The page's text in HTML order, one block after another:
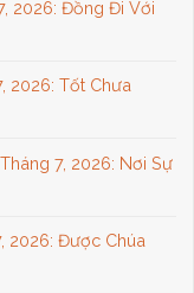
2026: Đồng Đi Với
2026: Tốt Chưa
7, 2026: Nơi Sự
2026: Được Chúa